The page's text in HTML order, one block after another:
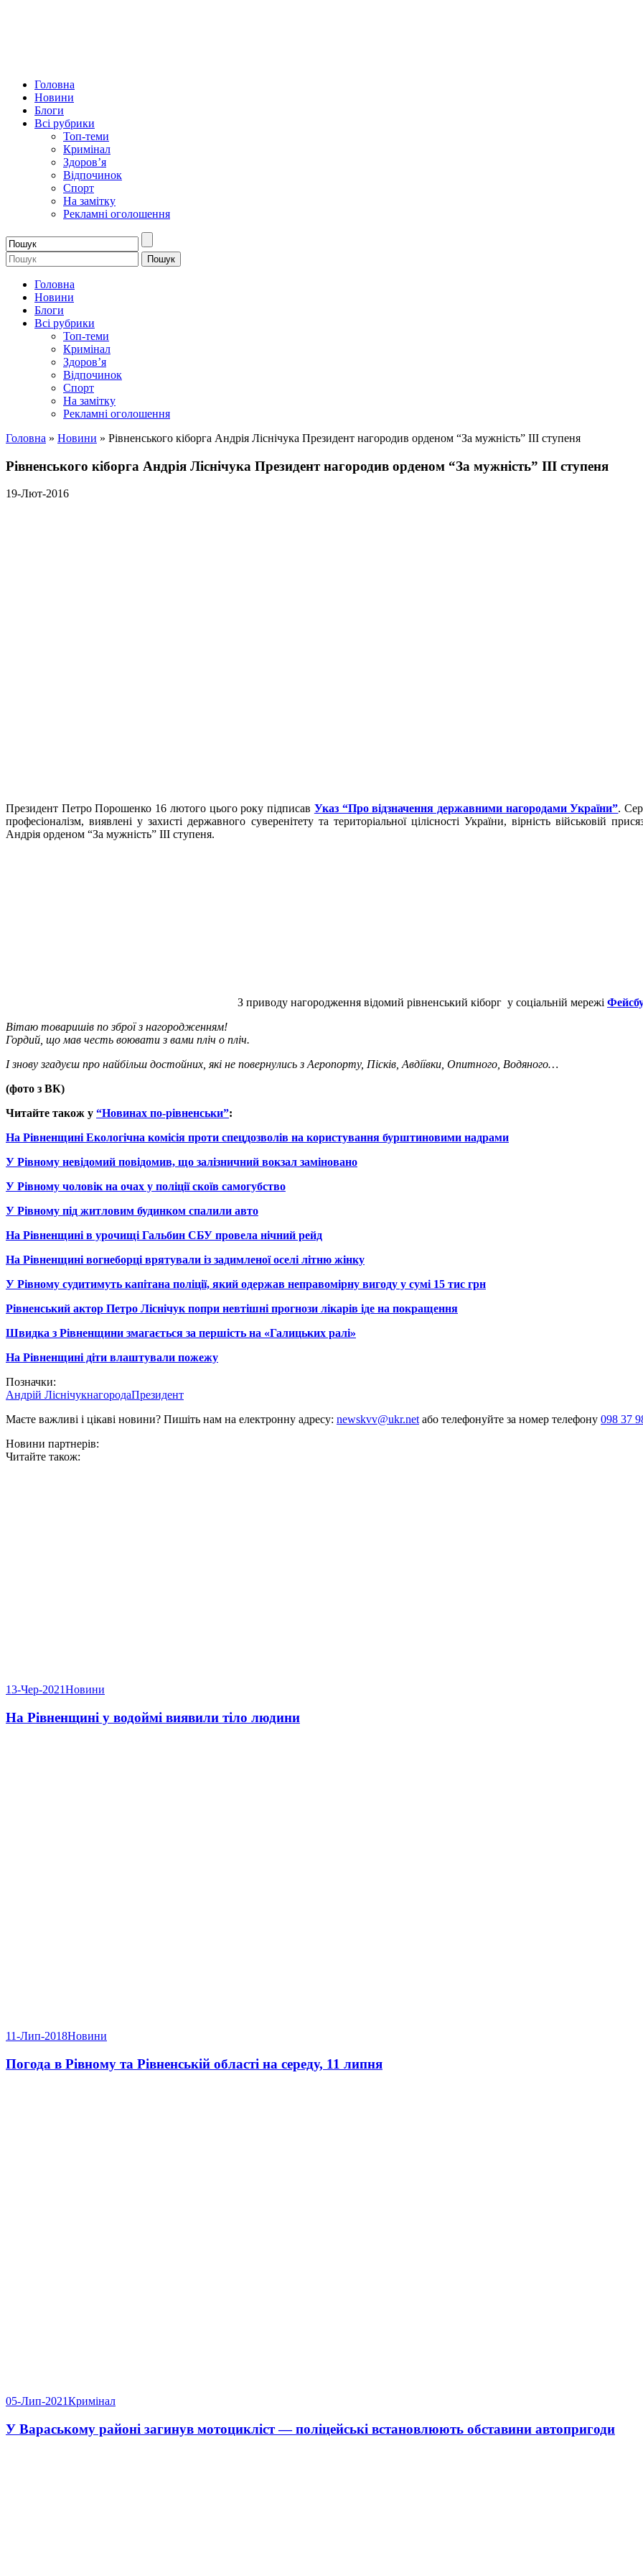
Головна
Новини
Блоги
Всі рубрики
Топ-теми
Кримінал
Здоров’я
Відпочинок
Спорт
На замітку
Рекламні оголошення
Головна
Новини
Блоги
Всі рубрики
Топ-теми
Кримінал
Здоров’я
Відпочинок
Спорт
На замітку
Рекламні оголошення
Головна » Новини » Рівненського кіборга Андрія Ліснічука Президент нагородив орденом “За мужність” ІІІ ступеня
Рівненського кіборга Андрія Ліснічука Президент нагородив орденом “За мужність” ІІІ ступеня
19-Лют-2016
Президент Петро Порошенко 16 лютого цього року підписав Указ “Про відзначення державними нагородами України”.
професіоналізм, виявлені у захисті державного суверенітету та територіальної цілісності України, вірність військовій
Андрія орденом “За мужність” ІІІ ступеня.
З приводу нагородження відомий рівненський кіборг у соціальній мережі
Вітаю товаришів по зброї з нагородженням!
Гордий, що мав честь воювати з вами пліч о пліч.
І знову згадуєш про найбільш достойних, які не повернулись з Аеропорту, Пісків, Авдіївки, Опитного, Водяного…
(фото з ВК)
Читайте також у “Новинах по-рівненськи”:
На Рівненщині Екологічна комісія проти спецдозволів на користування бурштиновими надрами
У Рівному невідомий повідомив, що залізничний вокзал заміновано
У Рівному чоловік на очах у поліції скоїв самогубство
У Рівному під житловим будинком спалили авто
На Рівненщині в урочищі Гальбин СБУ провела нічний рейд
На Рівненщині вогнеборці врятували із задимленої оселі літню жінку
У Рівному судитимуть капітана поліції, який одержав неправомірну вигоду у сумі 15 тис грн
Рівненський актор Петро Ліснічук попри невтішні прогнози лікарів іде на покращення
Швидка з Рівненщини змагається за першість на «Галицьких ралі»
На Рівненщині діти влаштували пожежу
Позначки:
Андрій ЛіснічукнагородаПрезидент
Маєте важливі і цікаві новини? Пишіть нам на електронну адресу: newskvv@ukr.netабо телефонуйте за номер телефону 098 37
Новини партнерів:
Читайте також:
13-Чер-2021Новини
На Рівненщині у водоймі виявили тіло людини
11-Лип-2018Новини
Погода в Рівному та Рівненській області на середу, 11 липня
05-Лип-2021Кримінал
У Вараському районі загинув мотоцикліст — поліцейські встановлюють обставини автопригоди